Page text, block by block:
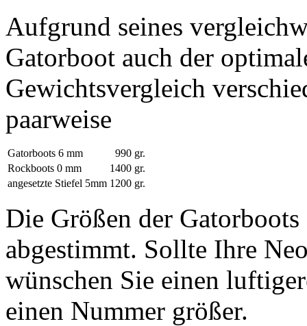
Aufgrund seines
Gatorboot auch der
Gewichtsvergleich
paarweise
Gatorboots 6 mm
990 gr.
Rockboots 0 mm
1400 gr.
angesetzte Stiefel 5mm 1200 gr.
Die Größen der
abgestimmt. Sollte Ihre
wünschen Sie einen
einen Nummer größer.